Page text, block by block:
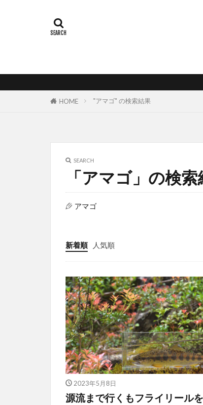
HOME "アマゴ" の検索結果
SEARCH
「アマゴ」の検
アマゴ
新着順 人気順
2023年5月8日
源流まで行くもフライリール